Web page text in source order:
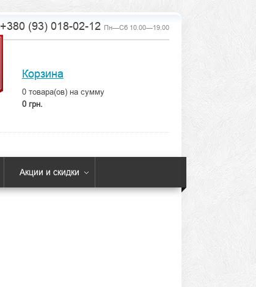
+380 (93) 018-02-12 Пн—Сб 10.00—19.00
Корзина
0товара(ов) на сумму
0 грн.
Акции и скидки